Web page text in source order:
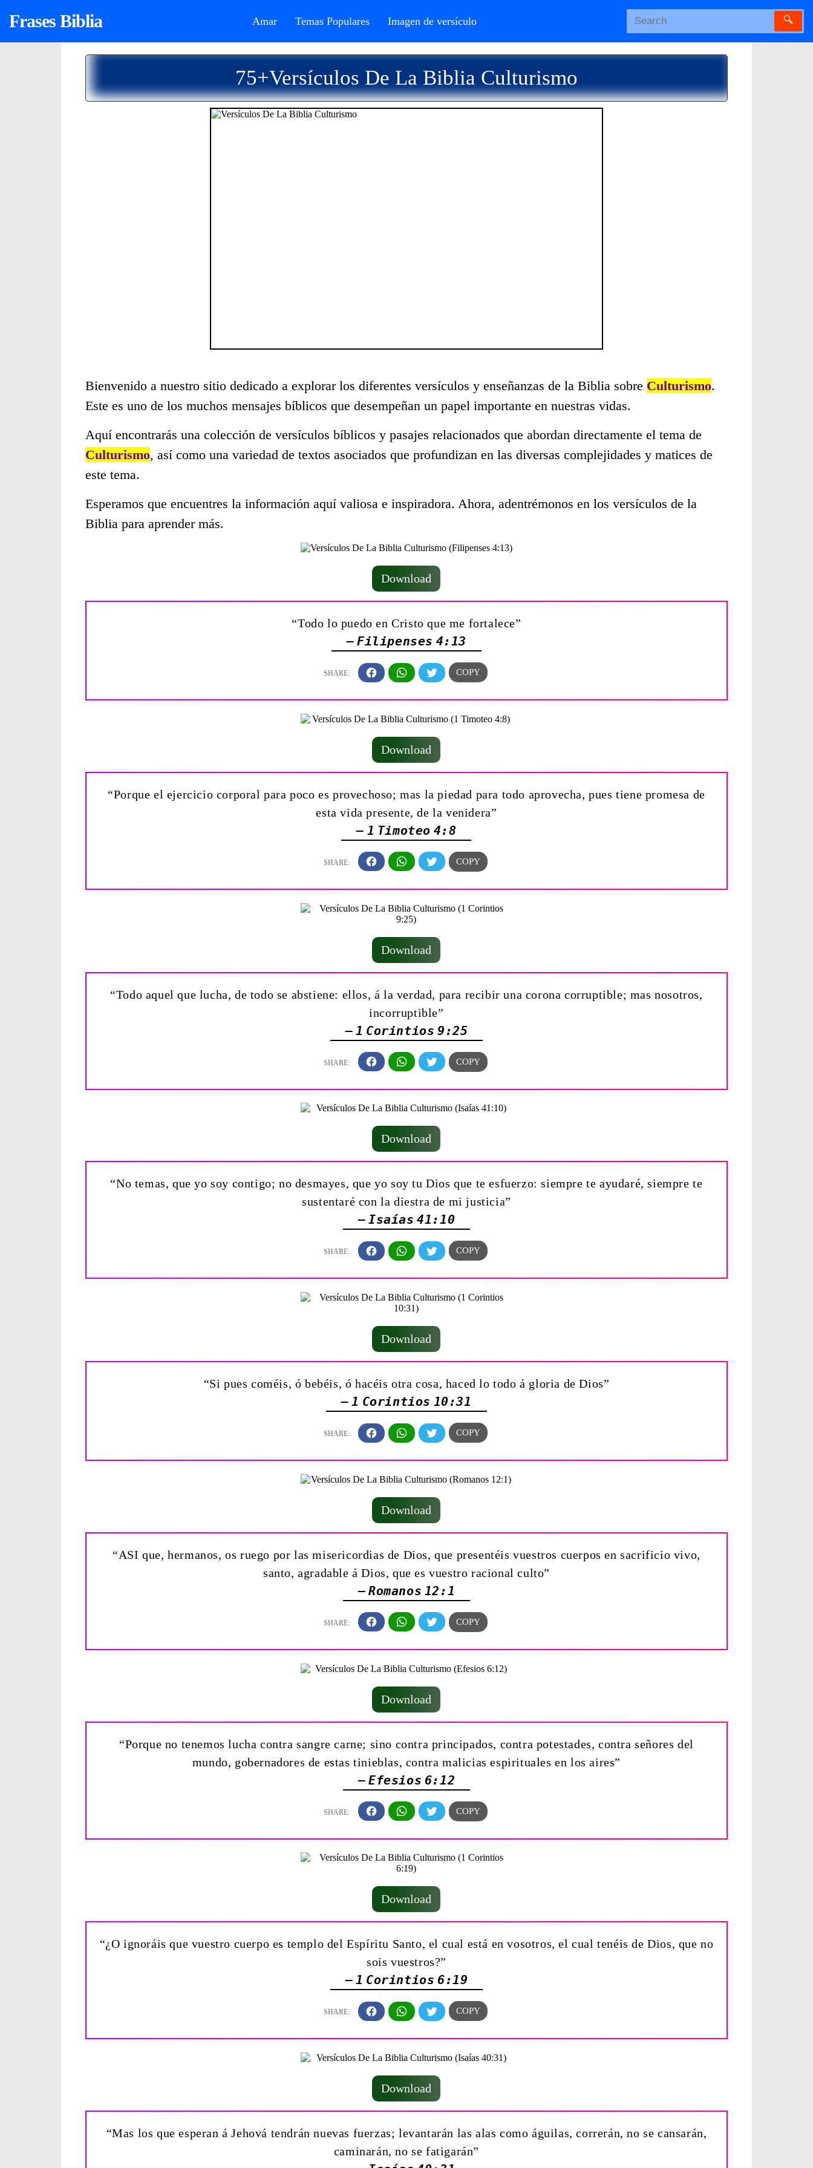
Frases Biblia Amar Temas Populares Imagen de versículo 🔍
75+Versículos De La Biblia Culturismo
Bienvenido a nuestro sitio dedicado a explorar los diferentes versículos y enseñanzas de la Biblia sobre Culturismo.
Este es uno de los muchos mensajes bíblicos que desempeñan un papel importante en nuestras vidas.
Aquí encontrarás una colección de versículos bíblicos y pasajes relacionados que abordan directamente el tema de
Culturismo, así como una variedad de textos asociados que profundizan en las diversas complejidades y matices de
este tema.
Esperamos que encuentres la información aquí valiosa e inspiradora. Ahora, adentrémonos en los versículos de la
Biblia para aprender más.
Download
“Todo lo puedo en Cristo que me fortalece”
— Filipenses 4:13
Download
“Porque el ejercicio corporal para poco es provechoso; mas la piedad para todo aprovecha, pues tiene promesa de
esta vida presente, de la venidera”
— 1 Timoteo 4:8
Download
“Todo aquel que lucha, de todo se abstiene: ellos, á la verdad, para recibir una corona corruptible; mas nosotros,
incorruptible”
— 1 Corintios 9:25
Download
“No temas, que yo soy contigo; no desmayes, que yo soy tu Dios que te esfuerzo: siempre te ayudaré, siempre te
sustentaré con la diestra de mi justicia”
— Isaías 41:10
Download
“Si pues coméis, ó bebéis, ó hacéis otra cosa, haced lo todo á gloria de Dios”
— 1 Corintios 10:31
Download
“ASI que, hermanos, os ruego por las misericordias de Dios, que presentéis vuestros cuerpos en sacrificio vivo,
santo, agradable á Dios, que es vuestro racional culto”
— Romanos 12:1
Download
“Porque no tenemos lucha contra sangre carne; sino contra principados, contra potestades, contra señores del
mundo, gobernadores de estas tinieblas, contra malicias espirituales en los aires”
— Efesios 6:12
Download
“¿O ignoráis que vuestro cuerpo es templo del Espíritu Santo, el cual está en vosotros, el cual tenéis de Dios, que no
sois vuestros?”
— 1 Corintios 6:19
Download
“Mas los que esperan á Jehová tendrán nuevas fuerzas; levantarán las alas como águilas, correrán, no se cansarán,
caminarán, no se fatigarán”